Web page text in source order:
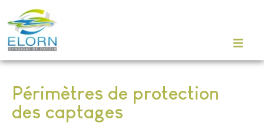
Périmètres de protection
des captages